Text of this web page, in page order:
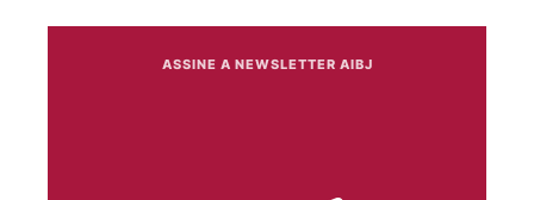
ASSINE A NEWSLETTER AIBJ